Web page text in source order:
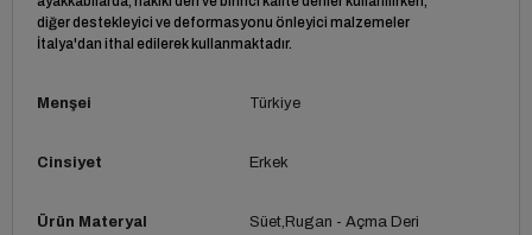
diğer destekleyici ve deformasyonu önleyici malzemeler
İtalya'dan ithal edilerek kullanmaktadır.
Menşei Türkiye
Cinsiyet Erkek
Ürün Materyal Süet Rugan - Açma Deri